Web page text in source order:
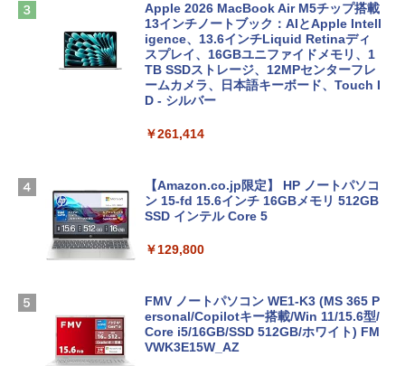
Apple 2026 MacBook Air M5チップ搭載
13インチノートブック：AIとApple Intell
igence、13.6インチLiquid Retinaディ
スプレイ、16GBユニファイドメモリ、1
TB SSDストレージ、12MPセンターフレ
ームカメラ、日本語キーボード、Touch I
D - シルバー
￥261,414
【Amazon.co.jp限定】 HP ノートパソコ
ン 15-fd 15.6インチ 16GBメモリ 512GB
SSD インテル Core 5
￥129,800
FMV ノートパソコン WE1-K3 (MS 365 P
ersonal/Copilotキー搭載/Win 11/15.6型/
Core i5/16GB/SSD 512GB/ホワイト) FM
VWK3E15W_AZ